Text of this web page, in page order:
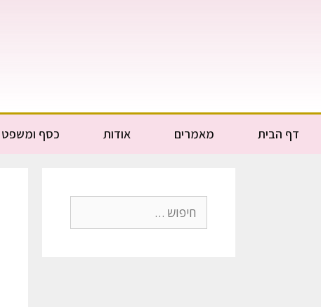
דף הבית מאמרים אודות כסף ומשפט